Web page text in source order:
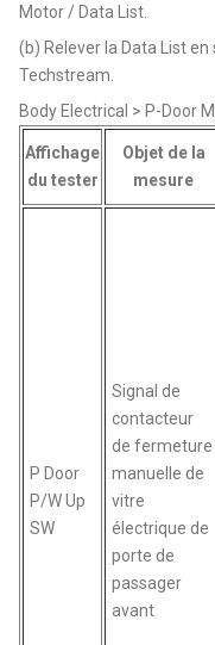
Motor / Data List.
(b) Relever la Data List
Techstream.
Body Electrical > P-Door
Affichage
du tester
Objet de la
mesure
P Door
P/W Up
SW
Signal de
contacteur
de fermeture
manuelle de
vitre
électrique de
porte de
passager
avant